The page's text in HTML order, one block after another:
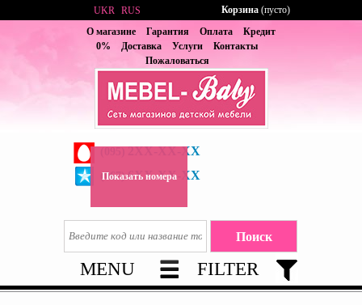
О магазине Гарантия Оплата
Кредит
0%
Доставка Услуги
Контакты
Пожаловаться
2XX-XX-XX
(067) 6XX-XX-XX
Показать номера
UKR RUS Корзина (пусто)
MENU FILTER